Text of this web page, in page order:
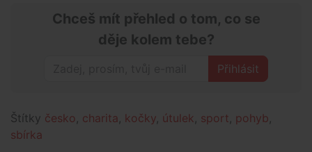
Chceš mít přehled o tom, co se
děje kolem tebe?
Přihlásit
Štítky česko charita kočky útulek sport pohyb
sbírka